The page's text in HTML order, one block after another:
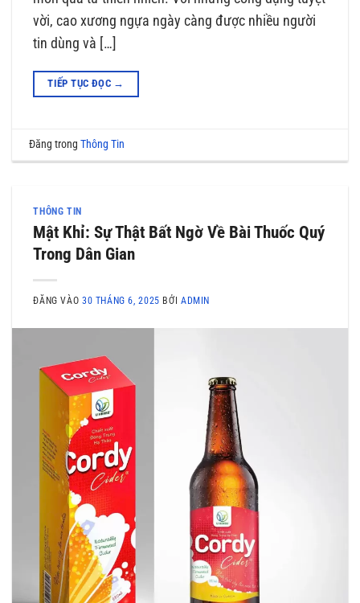
vời, cao xương ngựa ngày càng được nhiều người
tin dùng và […]
TIẾP TỤC ĐỌC →
Đăng trongThông Tin
THÔNG TIN
Mật Khỉ: Sự Thật Bất Ngờ Về Bài Thuốc Quý
Trong Dân Gian
ĐĂNG VÀO 30 THÁNG 6, 2025 BỞI ADMIN